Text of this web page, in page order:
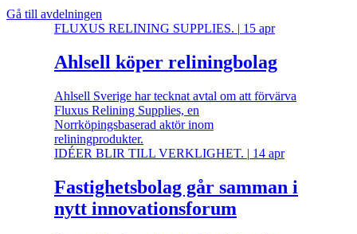
Gå till avdelningen
FLUXUS RELINING SUPPLIES. | 15 apr
Ahlsell köper reliningbolag
Ahlsell Sverige har tecknat avtal om att förvärva
Fluxus Relining Supplies, en
Norrköpingsbaserad aktör inom
reliningprodukter.
IDÉER BLIR TILL VERKLIGHET. | 14 apr
Fastighetsbolag går samman i
nytt innovationsforum